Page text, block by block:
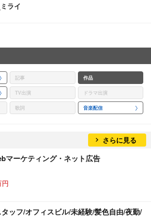
ライ
記事 作品
TV出演 ドラマ出演
歌詞 音楽配信
さらに見る
マーケティング・ネット広告
ッフ/オフィスビル/未経験/髪色自由/夜勤/